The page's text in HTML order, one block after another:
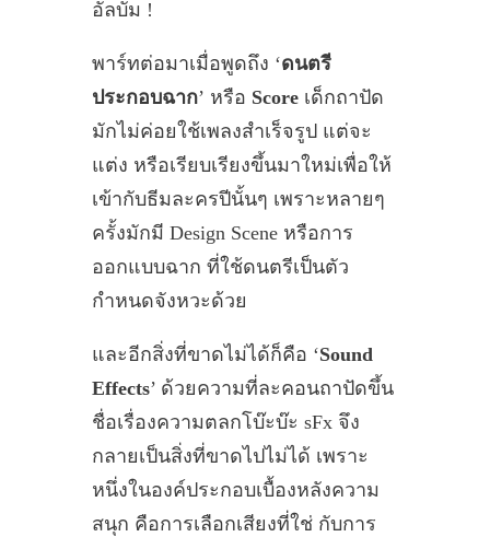
อัลบั้ม !
พาร์ทต่อมาเมื่อพูดถึง ‘ดนตรี
ประกอบฉาก’ หรือ Score เด็กถาปัด
มักไม่ค่อยใช้เพลงสำเร็จรูป แต่จะ
แต่ง หรือเรียบเรียงขึ้นมาใหม่เพื่อให้
เข้ากับธีมละครปีนั้นๆ เพราะหลายๆ
ครั้งมักมี Design Scene หรือการ
ออกแบบฉาก ที่ใช้ดนตรีเป็นตัว
กำหนดจังหวะด้วย
และอีกสิ่งที่ขาดไม่ได้ก็คือ ‘Sound
Effects’ ด้วยความที่ละคอนถาปัดขึ้น
ชื่อเรื่องความตลกโบ๊ะบ๊ะ sFx จึง
กลายเป็นสิ่งที่ขาดไปไม่ได้ เพราะ
หนึ่งในองค์ประกอบเบื้องหลังความ
สนุก คือการเลือกเสียงที่ใช่ กับการ